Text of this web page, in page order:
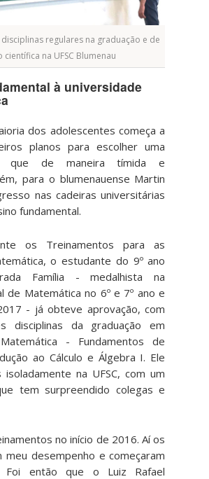
regulares na graduação e de
científica na UFSC Blumenau
à universidade
dos adolescentes começa a
planos para escolher uma
que de maneira tímida e
para o blumenauense Martin
nas cadeiras universitárias
fundamental.
os Treinamentos para as
o estudante do 9º ano
Família - medalhista na
de Matemática no 6º e 7º ano e
- já obteve aprovação, com
disciplinas da graduação em
- Fundamentos de
ao Cálculo e Álgebra I. Ele
na UFSC, com um
tem surpreendido colegas e
no início de 2016. Aí os
desempenho e começaram
Foi então que o Luiz Rafael